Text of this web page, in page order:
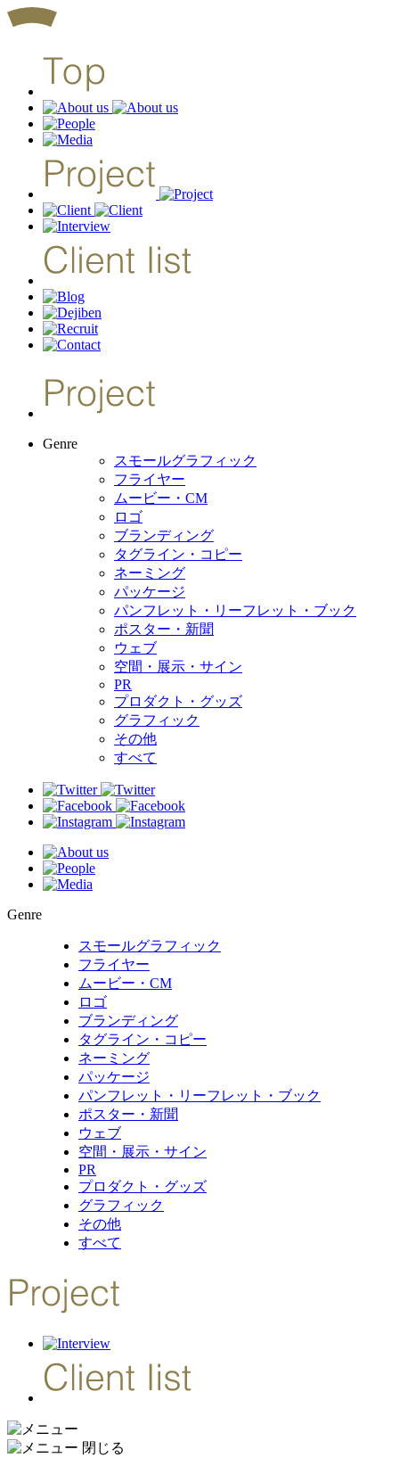
Genre
スモールグラフィック
フライヤー
ムービー・CM
ロゴ
ブランディング
タグライン・コピー
ネーミング
パッケージ
パンフレット・リーフレット・ブック
ポスター・新聞
ウェブ
空間・展示・サイン
PR
プロダクト・グッズ
グラフィック
その他
すべて
Genre
スモールグラフィック
フライヤー
ムービー・CM
ロゴ
ブランディング
タグライン・コピー
ネーミング
パッケージ
パンフレット・リーフレット・ブック
ポスター・新聞
ウェブ
空間・展示・サイン
PR
プロダクト・グッズ
グラフィック
その他
すべて